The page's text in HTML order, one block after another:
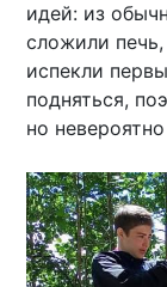
идей: из
сложили
испекли
подняться,
но